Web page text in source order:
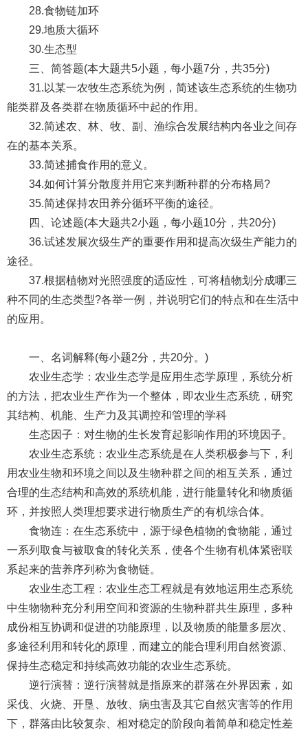
28.食物链加环
29.地质大循环
30.生态型
三、简答题(本大题共5小题，每小题7分，共35分)
31.以某一农牧生态系统为例，简述该生态系统的生物功
能类群及各类群在物质循环中起的作用。
32.简述农、林、牧、副、渔综合发展结构内各业之间存
在的基本关系。
33.简述捕食作用的意义。
34.如何计算分散度并用它来判断种群的分布格局?
35.简述保持农田养分循环平衡的途径。
四、论述题(本大题共2小题，每小题10分，共20分)
36.试述发展次级生产的重要作用和提高次级生产能力的
途径。
37.根据植物对光照强度的适应性，可将植物划分成哪三
种不同的生态类型?各举一例，并说明它们的特点和在生活中
的应用。
一、名词解释(每小题2分，共20分。)
农业生态学：农业生态学是应用生态学原理，系统分析
的方法，把农业生产作为一个整体，即农业生态系统，研究
其结构、机能、生产力及其调控和管理的学科
生态因子：对生物的生长发育起影响作用的环境因子。
农业生态系统：农业生态系统是在人类积极参与下，利
用农业生物和环境之间以及生物种群之间的相互关系，通过
合理的生态结构和高效的系统机能，进行能量转化和物质循
环，并按照人类理想要求进行物质生产的有机综合体。
食物连：在生态系统中，源于绿色植物的食物能，通过
一系列取食与被取食的转化关系，使各个生物有机体紧密联
系起来的营养序列称为食物链。
农业生态工程：农业生态工程就是有效地运用生态系统
中生物物种充分利用空间和资源的生物种群共生原理，多种
成份相互协调和促进的功能原理，以及物质的能量多层次、
多途径利用和转化的原理，而建立的能合理利用自然资源、
保持生态稳定和持续高效功能的农业生态系统。
逆行演替：逆行演替就是指原来的群落在外界因素，如
采伐、火烧、开垦、放牧、病虫害及其它自然灾害等的作用
下，群落由比较复杂、相对稳定的阶段向着简单和稳定性差